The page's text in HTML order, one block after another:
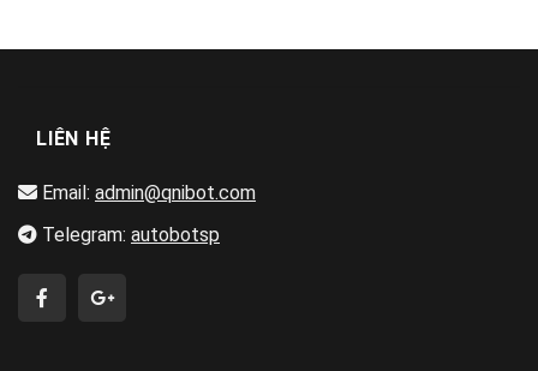
LIÊN HỆ
Email: admin@qnibot.com
Telegram: autobotsp